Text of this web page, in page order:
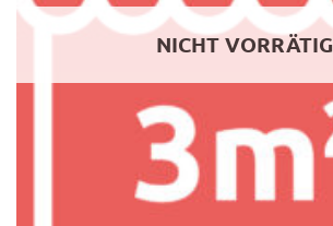
NICHT VORRÄTIG